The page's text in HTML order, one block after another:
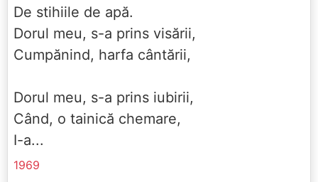
De stihiile de apă.
Dorul meu, s-a prins visării,
Cumpănind, harfa cântării,
Dorul meu, s-a prins iubirii,
Când, o tainică chemare,
I-a...
1969